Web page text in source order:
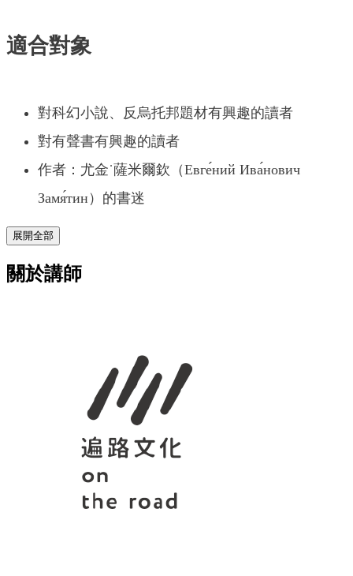
適合對象
對科幻小說、反烏托邦題材有興趣的讀者
對有聲書有興趣的讀者
作者：尤金˙薩米爾欽（Евге́ний Ива́нович
Замя́тин）的書迷
展開全部
關於講師